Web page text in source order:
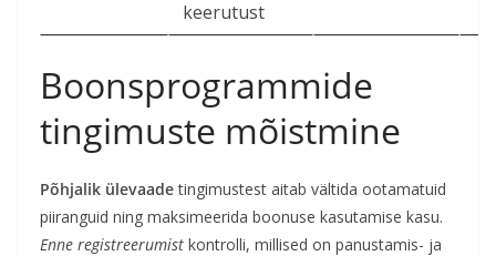
keerutust
Boonsprogrammide
tingimuste mõistmine
Põhjalik ülevaadetingimustest aitab vältida ootamatuid
piiranguid ning maksimeerida boonuse kasutamise kasu.
Enne registreerumist kontrolli, millised on panustamis- ja